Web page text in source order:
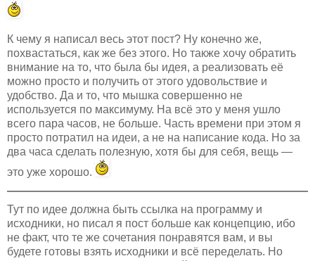
К чему я написал весь этот пост? Ну конечно же,
похвастаться, как же без этого. Но также хочу обратить
внимание на то, что была бы идея, а реализовать её
можно просто и получить от этого удовольствие и
удобство. Да и то, что мышка совершенно не
используется по максимуму. На всё это у меня ушло
всего пара часов, не больше. Часть времени при этом я
просто потратил на идеи, а не на написание кода. Но за
два часа сделать полезную, хотя бы для себя, вещь —
это уже хорошо.
Тут по идее должна быть ссылка на программу и
исходники, но писал я пост больше как концепцию, ибо
не факт, что те же сочетания понравятся вам, и вы
будете готовы взять исходники и всё переделать. Но